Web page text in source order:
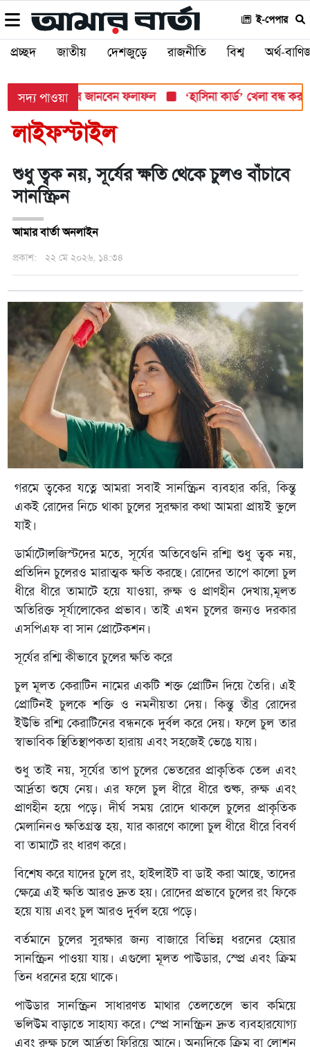
ই-পেপার
প্রচ্ছদ জাতীয় দেশজুড়ে রাজনীতি বিশ্ব অর্থ-
সদ্য পাওয়া
যেভাবে জানবেন ফলাফল ‘হাসিনা কার্ড’ খেলা বন্ধ করতে
লাইফস্টাইল
শুধু ত্বক নয়, সূর্যের ক্ষতি থেকে চুলও বাঁচাবে
সানস্ক্রিন
আমার বার্তা অনলাইন
প্রকাশ: ২২ মে ২০২৬, ১৪:৩৪
গরমে ত্বকের যত্নে আমরা সবাই সানস্ক্রিন ব্যবহার করি, কিন্তু
একই রোদের নিচে থাকা চুলের সুরক্ষার কথা আমরা প্রায়ই ভুলে
যাই।
ডার্মাটোলজিস্টদের মতে, সূর্যের অতিবেগুনি রশ্মি শুধু ত্বক নয়,
প্রতিদিন চুলেরও মারাত্মক ক্ষতি করছে। রোদের তাপে কালো চুল
ধীরে ধীরে তামাটে হয়ে যাওয়া, রুক্ষ ও প্রাণহীন দেখায়,মূলত
অতিরিক্ত সূর্যালোকের প্রভাব। তাই এখন চুলের জন্যও দরকার
এসপিএফ বা সান প্রোটেকশন।
সূর্যের রশ্মি কীভাবে চুলের ক্ষতি করে
চুল মূলত কেরাটিন নামের একটি শক্ত প্রোটিন দিয়ে তৈরি। এই
প্রোটিনই চুলকে শক্তি ও নমনীয়তা দেয়। কিন্তু তীব্র রোদের
ইউভি রশ্মি কেরাটিনের বন্ধনকে দুর্বল করে দেয়। ফলে চুল তার
স্বাভাবিক স্থিতিস্থাপকতা হারায় এবং সহজেই ভেঙে যায়।
শুধু তাই নয়, সূর্যের তাপ চুলের ভেতরের প্রাকৃতিক তেল এবং
আর্দ্রতা শুষে নেয়। এর ফলে চুল ধীরে ধীরে শুষ্ক, রুক্ষ এবং
প্রাণহীন হয়ে পড়ে। দীর্ঘ সময় রোদে থাকলে চুলের প্রাকৃতিক
মেলানিনও ক্ষতিগ্রস্ত হয়, যার কারণে কালো চুল ধীরে ধীরে বিবর্ণ
বা তামাটে রং ধারণ করে।
বিশেষ করে যাদের চুলে রং, হাইলাইট বা ডাই করা আছে, তাদের
ক্ষেত্রে এই ক্ষতি আরও দ্রুত হয়। রোদের প্রভাবে চুলের রং ফিকে
হয়ে যায় এবং চুল আরও দুর্বল হয়ে পড়ে।
বর্তমানে চুলের সুরক্ষার জন্য বাজারে বিভিন্ন ধরনের হেয়ার
সানস্ক্রিন পাওয়া যায়। এগুলো মূলত পাউডার, স্প্রে এবং ক্রিম
তিন ধরনের হয়ে থাকে।
পাউডার সানস্ক্রিন সাধারণত মাথার তেলতেলে ভাব কমিয়ে
ভলিউম বাড়াতে সাহায্য করে। স্প্রে সানস্ক্রিন দ্রুত ব্যবহারযোগ্য
এবং রুক্ষ চুলে আর্দ্রতা ফিরিয়ে আনে। অন্যদিকে ক্রিম বা লোশন